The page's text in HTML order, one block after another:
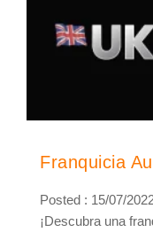
Franquicia
Posted : 15/07/
¡Descubra una